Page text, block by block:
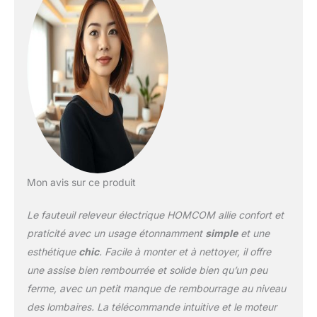
exacte que vous
souhaitez. Inclinaison
possible jusqu'à 130
degrés avec un angle de
levage maximal de 45
degrés pour plus de
praticité. CONFORT
REMBOURRÉ : Profitez
d'un confort
exceptionnel grâce aux
ressorts ensachés. Son
dossier haut, ses
coussins épais et son
revêtement PU doux
expérience d'assise
incomparable. DES
Mon avis sur ce produit
Le fauteuil releveur électrique HOMCOM allie confort et
praticité avec un usage étonnamment simpleet une
esthétique chic. Facile à monter et à nettoyer, il offre
une assise bien rembourrée et solide bien qu’un peu
ferme, avec un petit manque de rembourrage au niveau
des lombaires. La télécommande intuitive et le moteur